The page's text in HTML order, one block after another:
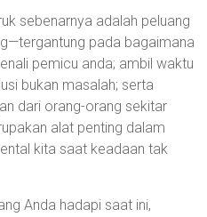
sebenarnya adalah peluang
pada bagaimana
pemicu anda; ambil waktu
bukan masalah; serta
dari orang-orang sekitar
alat penting dalam
kita saat keadaan tak
Anda hadapi saat ini,